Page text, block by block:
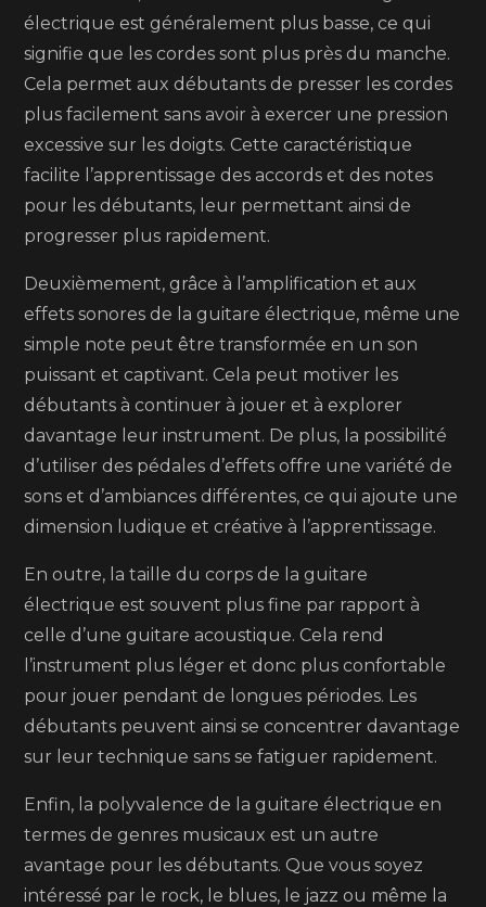
électrique est généralement plus basse, ce qui
signifie que les cordes sont plus près du manche.
Cela permet aux débutants de presser les cordes
plus facilement sans avoir à exercer une pression
excessive sur les doigts. Cette caractéristique
facilite l’apprentissage des accords et des notes
pour les débutants, leur permettant ainsi de
progresser plus rapidement.
Deuxièmement, grâce à l’amplification et aux
effets sonores de la guitare électrique, même une
simple note peut être transformée en un son
puissant et captivant. Cela peut motiver les
débutants à continuer à jouer et à explorer
davantage leur instrument. De plus, la possibilité
d’utiliser des pédales d’effets offre une variété de
sons et d’ambiances différentes, ce qui ajoute une
dimension ludique et créative à l’apprentissage.
En outre, la taille du corps de la guitare
électrique est souvent plus fine par rapport à
celle d’une guitare acoustique. Cela rend
l’instrument plus léger et donc plus confortable
pour jouer pendant de longues périodes. Les
débutants peuvent ainsi se concentrer davantage
sur leur technique sans se fatiguer rapidement.
Enfin, la polyvalence de la guitare électrique en
termes de genres musicaux est un autre
avantage pour les débutants. Que vous soyez
intéressé par le rock, le blues, le jazz ou même la